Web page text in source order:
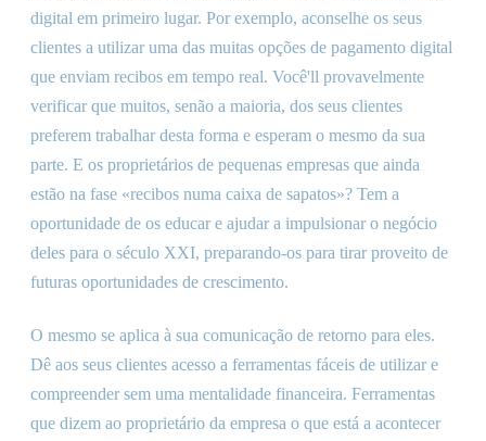
digital em primeiro lugar. Por exemplo, aconselhe os seus
clientes a utilizar uma das muitas opções de pagamento digital
que enviam recibos em tempo real. Você'll provavelmente
verificar que muitos, senão a maioria, dos seus clientes
preferem trabalhar desta forma e esperam o mesmo da sua
parte. E os proprietários de pequenas empresas que ainda
estão na fase «recibos numa caixa de sapatos»? Tem a
oportunidade de os educar e ajudar a impulsionar o negócio
deles para o século XXI, preparando-os para tirar proveito de
futuras oportunidades de crescimento.
O mesmo se aplica à sua comunicação de retorno para eles.
Dê aos seus clientes acesso a ferramentas fáceis de utilizar e
compreender sem uma mentalidade financeira. Ferramentas
que dizem ao proprietário da empresa o que está a acontecer